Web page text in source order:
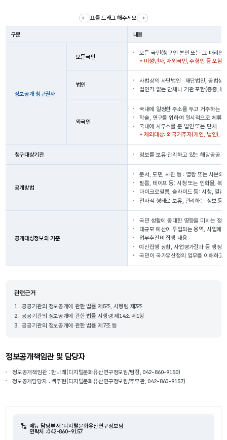
표를 드래그 해주세요
구분 내용
정보공개 청구권자
모든국민
모든 국민(청구인 본인 또는 그 대리인)
* 미성년자, 재외국민, 수형인 등 포함
법인
사법상의 사단법인 · 재단법인, 공법상
법인격 없는 단체나 기관 포함(종중, 동
외국인
국내에 일정한 주소를 두고 거주하는
학술, 연구를 위하여 일시적으로 체류
국내에 사무소를 둔 법인 또는 단체
* 제외대상: 외국거주자(개인, 법인),
청구대상기관 정보를 보유·관리하고 있는 해당공공기
공개방법
문서, 도면, 사진 등 : 열람 또는 사본의
필름, 테이프 등: 시청 또는 인화물, 복
마이크로필름, 슬라이드 등: 시청, 열람
전자적 형태로 보유, 관리하는 정보 등
공개대상정보의 기준
국민 생활에 중대한 영향을 미치는 정
대규모 예산이 투입되는 용역, 사업에
업무추진비 집행 내용
예산집행 상황, 사업평가결과 등 행정
국민이 국가유산청의 업무를 이해하고
관련근거
1. 공공기관의 정보공개에 관한 법률 제5조, 시행령 제3조
2.
공공기관의 정보공개에 관한 법률 시행령 제14조 제1항
3.
공공기관의 정보공개에 관한 법률 제7조 등
정보공개책임관 및 담당자
정보공개책임관 : 한나래(디지털문화유산연구정보팀/팀장, 042-860-9150)
정보공개담당자 : 백주현(디지털문화유산연구정보팀/주무관, 042-860-9157)
메뉴 담당부서 :디지털문화유산연구정보팀
연락처 :042-860-9157